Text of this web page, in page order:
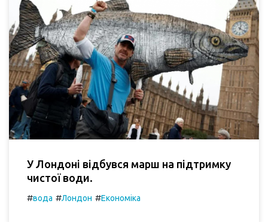
У Лондоні відбувся марш на підтримку
чистої води.
#вода #Лондон #Економіка